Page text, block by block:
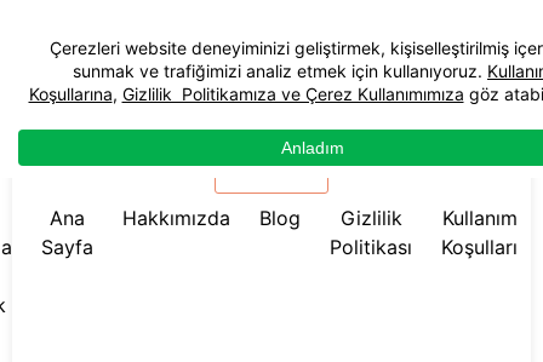
☰ Menü
Ana
Sayfa
Hakkımızda Blog
Gizlilik
Politikası
Kullanım
Koşulları